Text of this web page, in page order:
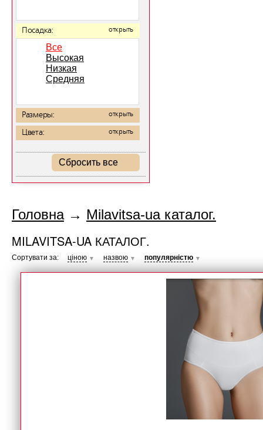
Посадка: открыть
Все
Высокая
Низкая
Средняя
Размеры: открыть
Цвета: открыть
Сбросить все
Головна→ Milavitsa-ua каталог.
MILAVITSA-UA КАТАЛОГ.
Сортувати за: ціною ▼ назвою ▼ популярністю ▼